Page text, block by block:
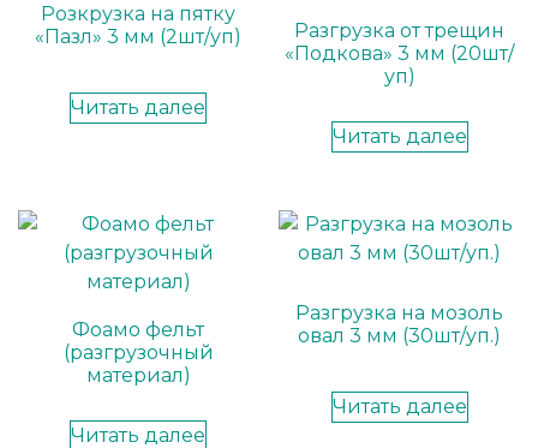
Розкрузка на пятку
«Пазл» 3 мм (2шт/уп)
Читать далее
Разгрузка от трещин
«Подкова» 3 мм (20шт/
уп)
Читать далее
Фоамо фельт
(разгрузочный
материал)
Читать далее
Разгрузка на мозоль
овал 3 мм (30шт/уп.)
Читать далее